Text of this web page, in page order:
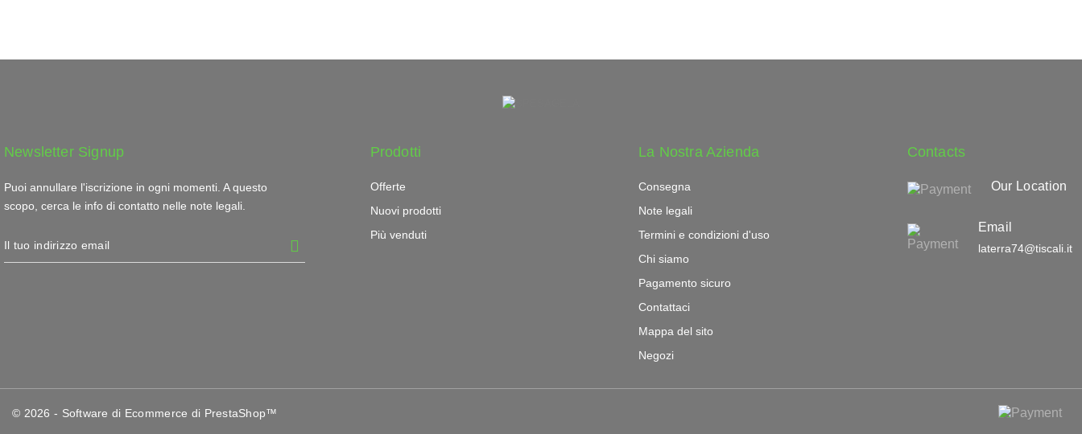
Newsletter Signup
Puoi annullare l'iscrizione in ogni momenti. A questo
scopo, cerca le info di contatto nelle note legali.
Prodotti
Offerte
Nuovi prodotti
Più venduti
La Nostra Azienda
Consegna
Note legali
Termini e condizioni d'uso
Chi siamo
Pagamento sicuro
Contattaci
Mappa del sito
Negozi
Contacts
Our Location
Email
laterra74@tiscali.it
© 2026 - Software di Ecommerce di PrestaShop™